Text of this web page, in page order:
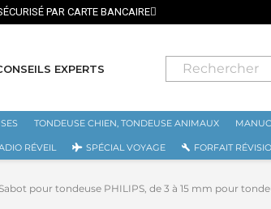
EXPERTS
TONDEUSE CHIEN, TONDEUSE ANIMAUX
RÉVEIL SPÉCIAL VOYAGE FORFAIT
Sabot pour tondeuse PHILIPS, de 3 à 15 mm pour